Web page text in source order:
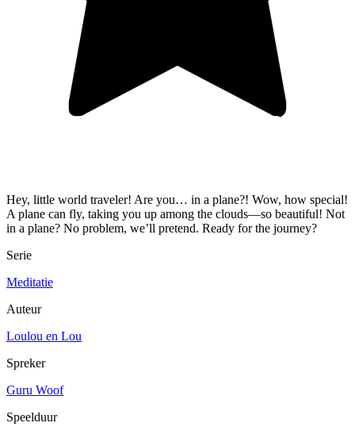
Hey, little world traveler! Are you… in a plane?! Wow, how special!
A plane can fly, taking you up among the clouds—so beautiful! Not
in a plane? No problem, we’ll pretend. Ready for the journey?
Serie
Meditatie
Auteur
Loulou en Lou
Spreker
Guru Woof
Speelduur